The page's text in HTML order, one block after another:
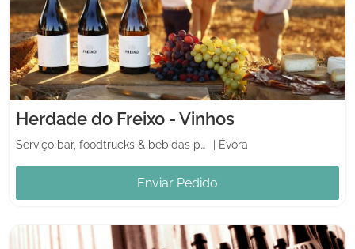
Herdade do Freixo - Vinhos
Serviço bar, foodtrucks & bebidas para casamento Évora
Enviar Pedido